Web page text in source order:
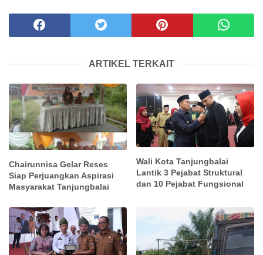
ARTIKEL TERKAIT
Chairunnisa Gelar Reses
Siap Perjuangkan Aspirasi
Masyarakat Tanjungbalai
Wali Kota Tanjungbalai
Lantik 3 Pejabat Struktural
dan 10 Pejabat Fungsional